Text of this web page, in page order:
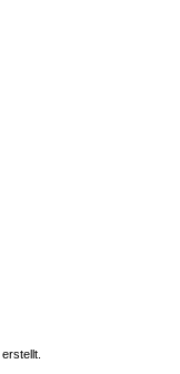
erstellt.